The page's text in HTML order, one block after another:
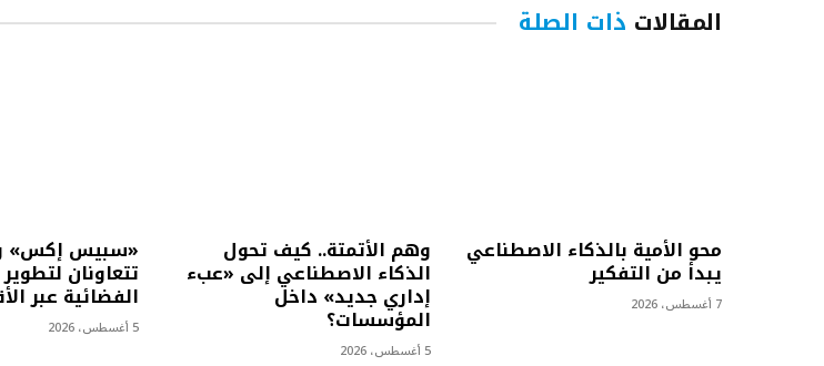
المقالات ذات الصلة
محو الأمية بالذكاء الاصطناعي
يبدأ من التفكير
7 أغسطس، 2026
وهم الأتمتة.. كيف تحول
الذكاء الاصطناعي إلى «عبء
إداري جديد» داخل
المؤسسات؟
5 أغسطس، 2026
«سبيس إكس»
تتعاونان
الفضائية عبر
5 أغسطس، 2026